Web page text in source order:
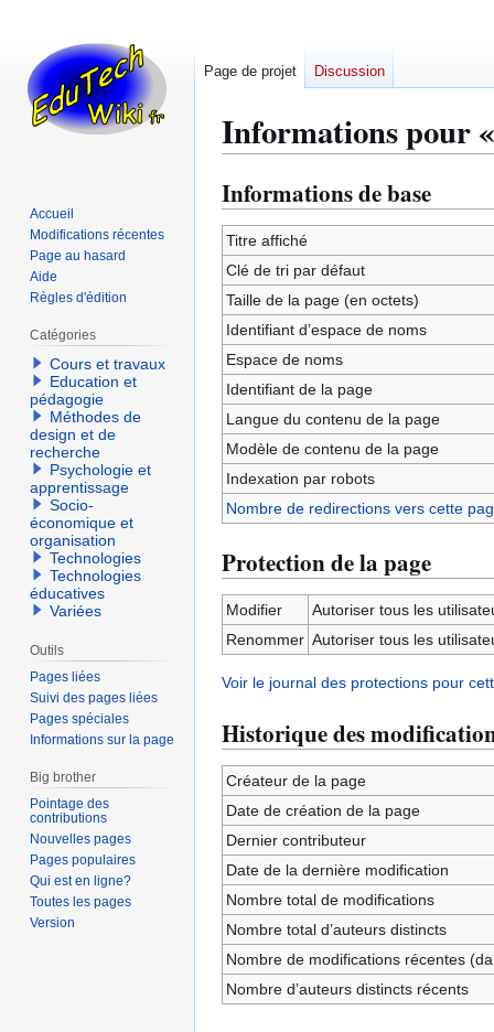
Informations pour
Aller
à
la
navigation
Aller
à
la
recherche
Informations de base
Titre affiché
Clé de tri par défaut
Taille de la page (en octets)
Identifiant dʼespace de noms
Espace de noms
Identifiant de la page
Langue du contenu de la page
Modèle de contenu de la page
Indexation par robots
Nombre de redirections vers cette
Protection de la page
Modifier
Autoriser tous les
Renommer Autoriser tous les
Voir le journal des protections pour
Historique des
Créateur de la page
Date de création de la page
Dernier contributeur
Date de la dernière modification
Nombre total de modifications
Nombre total d’auteurs distincts
Nombre de modifications récentes
Nombre d’auteurs distincts récents
Page de projet Discussion
Accueil
Modifications récentes
Page au hasard
Aide
Règles d'édition
Catégories
Cours et travaux
Education et
pédagogie
Méthodes de
design et de
recherche
Psychologie et
apprentissage
Socio-
économique et
organisation
Technologies
Technologies
éducatives
Variées
Outils
Pages liées
Suivi des pages liées
Pages spéciales
Informations sur la page
Big brother
Pointage des
contributions
Nouvelles pages
Pages populaires
Qui est en ligne?
Toutes les pages
Version